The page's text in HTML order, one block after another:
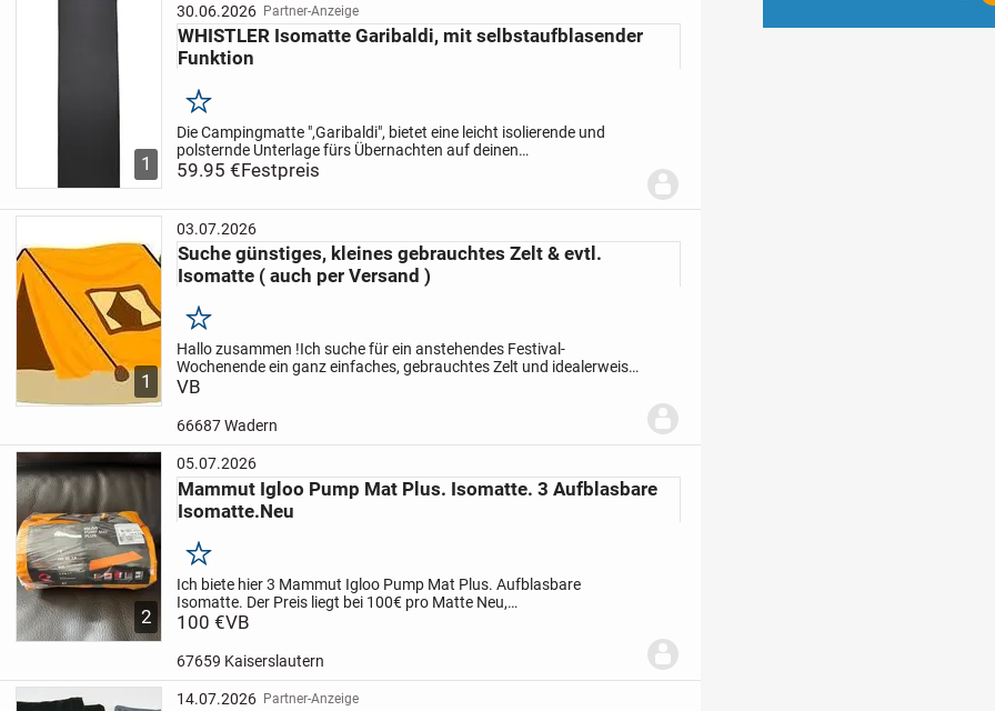
1
30.06.2026 Partner-Anzeige
WHISTLER Isomatte Garibaldi, mit selbstaufblasender
Funktion
Merken
Die Campingmatte ",Garibaldi", bietet eine leicht isolierende und
polsternde Unterlage fürs Übernachten auf deinen
Outdoorabenteuern. Sie ist selbstaufblasend und so super einfach
in der Handhabung,...
59.95 €Festpreis
1
03.07.2026
Suche günstiges, kleines gebrauchtes Zelt & evtl.
Isomatte ( auch per Versand )
Merken
Hallo zusammen !Ich suche für ein anstehendes Festival-
Wochenende ein ganz einfaches, gebrauchtes Zelt und idealerweise
eine einfache Isomatte dazu.
VB
66687 Wadern
2
05.07.2026
Mammut Igloo Pump Mat Plus. Isomatte. 3 Aufblasbare
Isomatte.Neu
Merken
Ich biete hier 3 Mammut Igloo Pump Mat Plus. Aufblasbare
Isomatte. Der Preis liegt bei 100€ pro Matte Neu,
Originalverpackung
100 €VB
67659 Kaiserslautern
14.07.2026 Partner-Anzeige